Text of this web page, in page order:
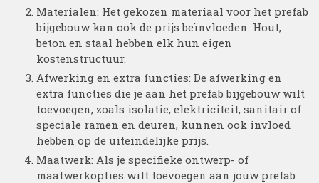
Materialen: Het gekozen materiaal voor het prefab
bijgebouw kan ook de prijs beïnvloeden. Hout,
beton en staal hebben elk hun eigen
kostenstructuur.
Afwerking en extra functies: De afwerking en
extra functies die je aan het prefab bijgebouw wilt
toevoegen, zoals isolatie, elektriciteit, sanitair of
speciale ramen en deuren, kunnen ook invloed
hebben op de uiteindelijke prijs.
Maatwerk: Als je specifieke ontwerp- of
maatwerkopties wilt toevoegen aan jouw prefab